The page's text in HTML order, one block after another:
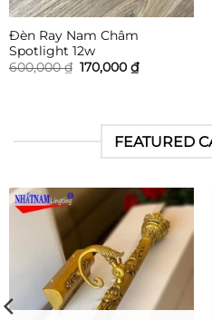
Đèn Ray Nam Châm
Spotlight 12w
600,000₫ Giá
gốc
170,000 ₫Giá
hiện
FEATURED